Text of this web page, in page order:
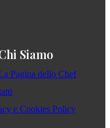
Siamo
Pagina dello Chef
e Cookies Policy